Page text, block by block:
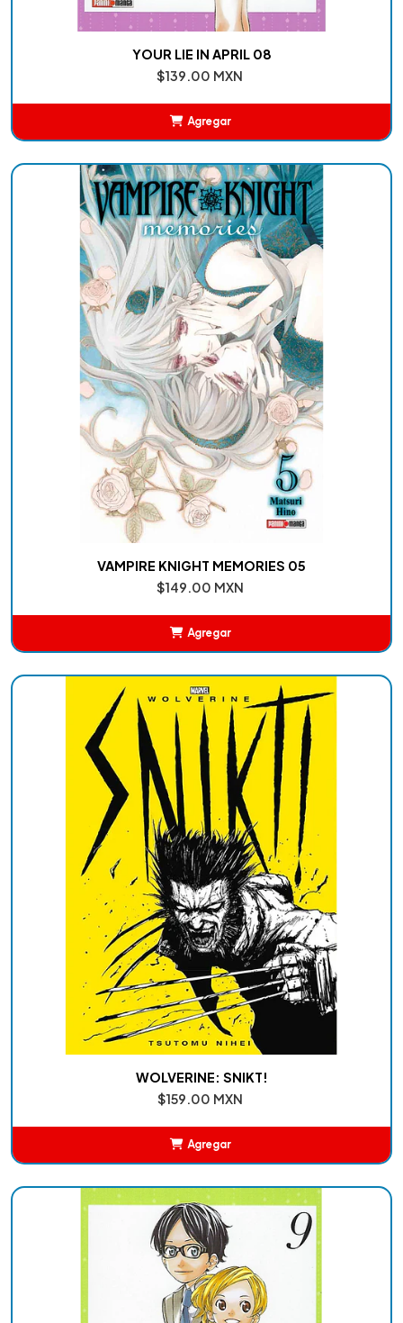
YOUR LIE IN APRIL 08
$139.00 MXN
Agregar
VAMPIRE KNIGHT MEMORIES 05
$149.00 MXN
Agregar
WOLVERINE: SNIKT!
$159.00 MXN
Agregar